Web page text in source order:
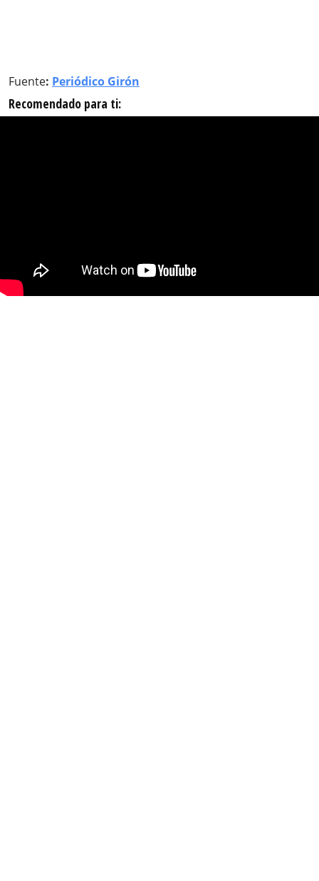
Fuente: Periódico Girón
Recomendado para ti: